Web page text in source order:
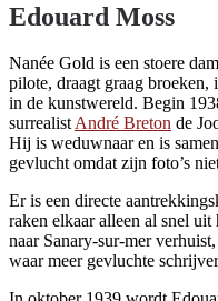
Edouard Moss
Nanée Gold is een stoere
pilote, draagt graag
in de kunstwereld. Begin
surrealistAndré Breton de
Hij is weduwnaar en is
gevlucht omdat zijn foto’s
Er is een directe
raken elkaar alleen al snel
naar Sanary-sur-mer
waar meer gevluchte